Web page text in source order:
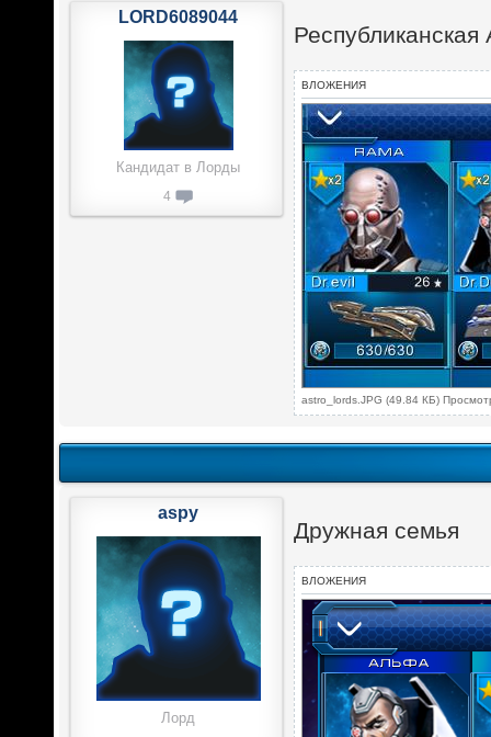
ВЛОЖЕНИЯ
astro_lords.JPG (49.84 КБ)
LORD6089044
Кандидат в Лорды
4
Дружная семья
ВЛОЖЕНИЯ
aspy
Лорд